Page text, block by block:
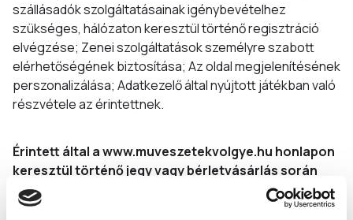
szállásadók szolgáltatásainak igénybevételhez
szükséges, hálózaton keresztül történő regisztráció
elvégzése; Zenei szolgáltatások személyre szabott
elérhetőségének biztosítása; Az oldal megjelenítésének
perszonalizálása; Adatkezelő által nyújtott játékban való
részvétele az érintettnek.
Érintett által a www.muveszetekvolgye.hu honlapon
keresztül történő jegy vagy bérletvásárlás során
önkéntesen, előzetes hozzájárulás útján
kötelezően megadott személyes adatok